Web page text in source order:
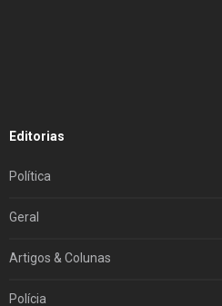
Editorias
Política
Geral
Artigos & Colunas
Polícia